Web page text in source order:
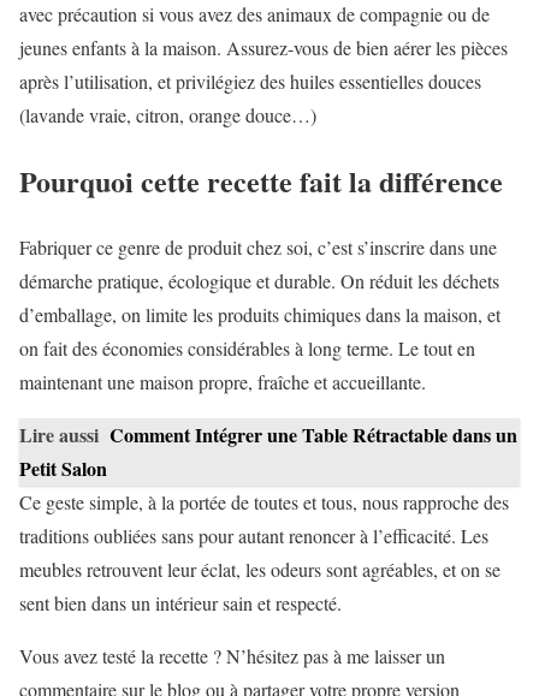
avec précaution si vous avez des animaux de compagnie ou de
jeunes enfants à la maison. Assurez-vous de bien aérer les pièces
après l’utilisation, et privilégiez des huiles essentielles douces
(lavande vraie, citron, orange douce…)
Pourquoi cette recette fait la différence
Fabriquer ce genre de produit chez soi, c’est s’inscrire dans une
démarche pratique, écologique et durable. On réduit les déchets
d’emballage, on limite les produits chimiques dans la maison, et
on fait des économies considérables à long terme. Le tout en
maintenant une maison propre, fraîche et accueillante.
Lire aussi Comment Intégrer une Table Rétractable dans un
Petit Salon
Ce geste simple, à la portée de toutes et tous, nous rapproche des
traditions oubliées sans pour autant renoncer à l’efficacité. Les
meubles retrouvent leur éclat, les odeurs sont agréables, et on se
sent bien dans un intérieur sain et respecté.
Vous avez testé la recette ? N’hésitez pas à me laisser un
commentaire sur le blog ou à partager votre propre version